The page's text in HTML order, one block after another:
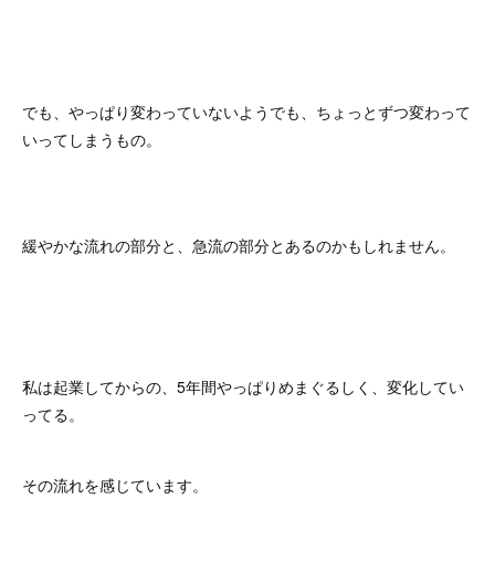
でも、やっぱり変わっていないようでも、ちょっとずつ変わって
いってしまうもの。
緩やかな流れの部分と、急流の部分とあるのかもしれません。
私は起業してからの、5年間やっぱりめまぐるしく、変化してい
ってる。
その流れを感じています。